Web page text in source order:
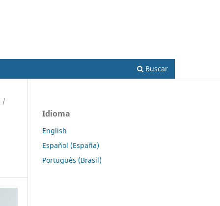
Buscar
/
Idioma
English
Español (España)
Português (Brasil)